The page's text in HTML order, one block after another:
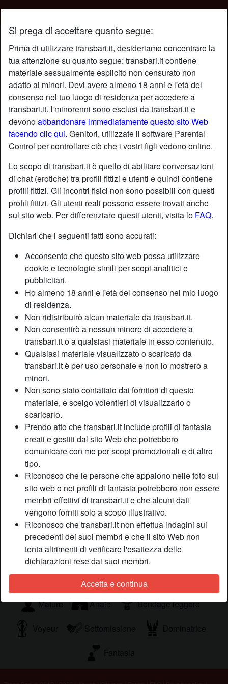
Si prega di accettare quanto segue:
Prima di utilizzare transbari.it, desideriamo concentrare la
tua attenzione su quanto segue: transbari.it contiene
materiale sessualmente esplicito non censurato non
adatto ai minori. Devi avere almeno 18 anni e l'età del
consenso nel tuo luogo di residenza per accedere a
transbari.it. I minorenni sono esclusi da transbari.it e
devonoabbandonare immediatamente questo sito Web
facendo clic qui. Genitori, utilizzate il software Parental
Control per controllare ciò che i vostri figli vedono online.
Lo scopo di transbari.it è quello di abilitare conversazioni
di chat (erotiche) tra profili fittizi e utenti e quindi contiene
profili fittizi. Gli incontri fisici non sono possibili con questi
profili fittizi. Gli utenti reali possono essere trovati anche
sul sito web. Per differenziare questi utenti, visita le FAQ.
Dichiari che i seguenti fatti sono accurati:
Acconsento che questo sito web possa utilizzare
cookie e tecnologie simili per scopi analitici e
pubblicitari.
Ho almeno 18 anni e l'età del consenso nel mio luogo
di residenza.
Non ridistribuirò alcun materiale da transbari.it.
Non consentirò a nessun minore di accedere a
transbari.it o a qualsiasi materiale in esso contenuto.
Qualsiasi materiale visualizzato o scaricato da
transbari.it è per uso personale e non lo mostrerò a
minori.
Non sono stato contattato dai fornitori di questo
materiale, e scelgo volentieri di visualizzarlo o
scaricarlo.
Prendo atto che transbari.it include profili di fantasia
creati e gestiti dal sito Web che potrebbero
comunicare con me per scopi promozionali e di altro
tipo.
Riconosco che le persone che appaiono nelle foto sul
sito web o nei profili di fantasia potrebbero non essere
membri effettivi di transbari.it e che alcuni dati
vengono forniti solo a scopo illustrativo.
Riconosco che transbari.it non effettua indagini sui
precedenti dei suoi membri e che il sito Web non
tenta altrimenti di verificare l'esattezza delle
dichiarazioni rese dai suoi membri.
Accetta e continua
Profilo di clotilde
star Aggiungi chatChatta adesso
Nickname:
Clotilde
Età:
36
Paese:
Provincia:
Lecce
Sesso:
Shemale
Sessualità:
Bisessuale
Relazione:
Single
Colore dei capelli:
Castana
Colore degli occhi:
Castani
Depilata:
Fumatrice:
A volte
person_pin Descrizione
Devi avere un buon grado di fantasia per saziare le mie
necessità di trovare un bel fallo rigido, da inserire
dappertutto. Se ti interessa questo annuncio, hai tutti i
riferimenti del caso per farti vivo, non lasciarti sfuggire
questa occasione.
Sta cercando
Uomo, Gay, Asiatica
Tags
Pompini
Mature Anale Bondage leggero